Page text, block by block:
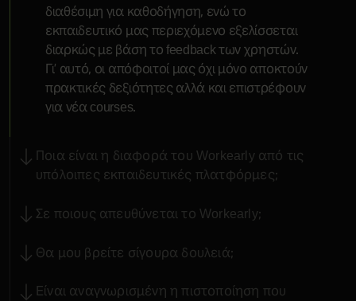
διαθέσιμη για καθοδήγηση, ενώ το
εκπαιδευτικό μας περιεχόμενο εξελίσσεται
διαρκώς με βάση το feedback των χρηστών.
Γι’ αυτό, οι απόφοιτοί μας όχι μόνο αποκτούν
πρακτικές δεξιότητες αλλά και επιστρέφουν
για νέα courses.
Ποια είναι η διαφορά του Workearly από τις
υπόλοιπες εκπαιδευτικές πλατφόρμες;
Σε ποιους απευθύνεται το Workearly;
Θα μου βρείτε σίγουρα δουλειά;
Είναι αναγνωρισμένη η πιστοποίηση που